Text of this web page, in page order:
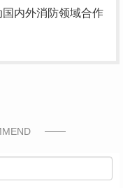
内外消防领域合作